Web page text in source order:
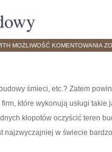
MOŻLIWOŚĆ KOMENTOWANIA
śmieci, etc.? Zatem
firm, które wykonują usługi
kłopotów oczyścić teren
najzwyczajniej w świecie